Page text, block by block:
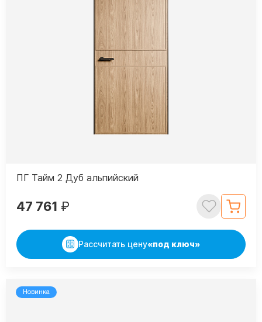
ПГ Тайм 2 Дуб альпийский
47 761 ₽
Рассчитать цену«под ключ»
Новинка